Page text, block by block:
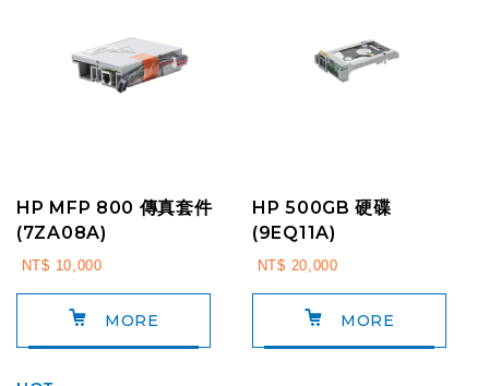
HP MFP 800 傳真套件
(7ZA08A)
NT$ 10,000
MORE
HP 500GB 硬碟
(9EQ11A)
NT$ 20,000
MORE